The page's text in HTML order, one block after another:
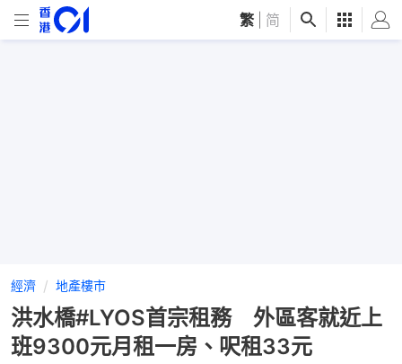
繁 简
經濟 地產樓市
洪水橋#LYOS首宗租務 外區客就近上
班9300元月租一房、呎租33元